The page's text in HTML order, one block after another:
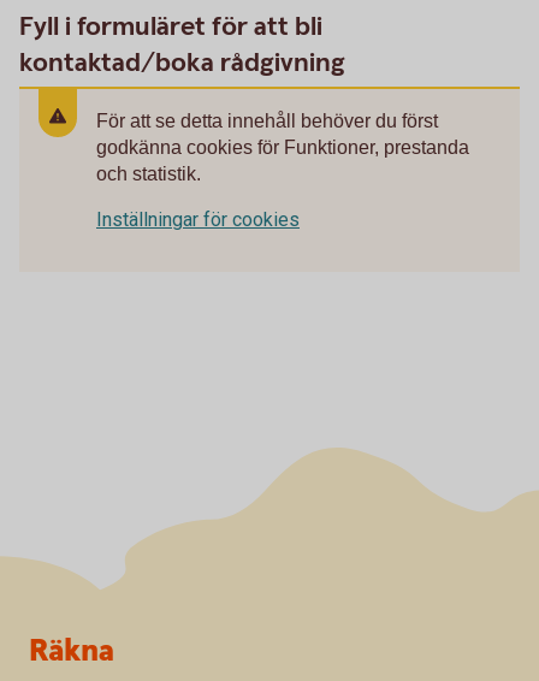
Fyll i formuläret för att bli
kontaktad/boka rådgivning
För att se detta innehåll behöver du först
godkänna cookies för Funktioner, prestanda
och statistik.
Inställningar för cookies
Sidfot
Räkna